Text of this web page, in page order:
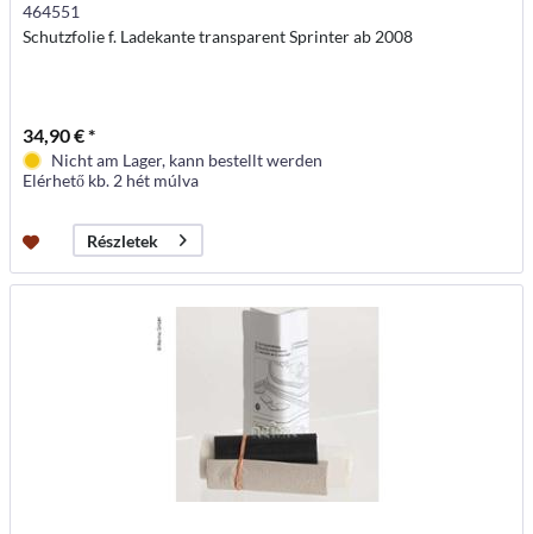
464551
Schutzfolie f. Ladekante transparent Sprinter ab 2008
34,90 € *
Nicht am Lager, kann bestellt werden
Elérhető kb. 2 hét múlva
Részletek